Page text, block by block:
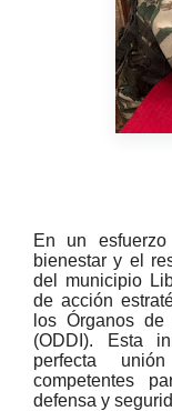
En un
bienestar y el
del municipio
de acción
los Órganos
(ODDI). Esta
perfecta
competentes
defensa y